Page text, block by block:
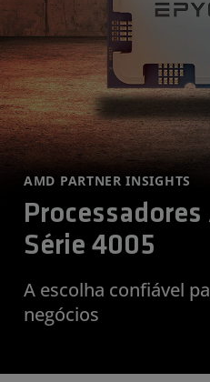
AMD PARTNER INSIGHTS
Processadores
Série 4005
A escolha confiável
negócios